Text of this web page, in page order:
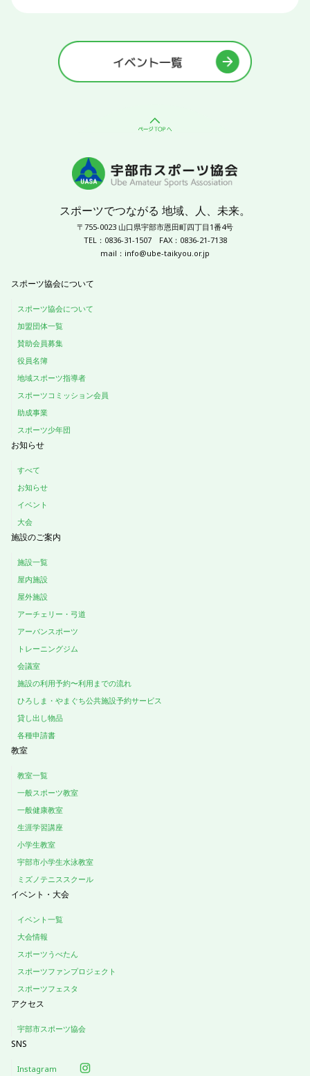
〒755-0023 山口県宇部市恩田町四丁目1番4号
TEL：0836-31-1507FAX：0836-21-7138
mail： info@ube-taikyou.or.jp
スポーツでつながる 地域、人、未来。
スポーツ協会について
スポーツ協会について
加盟団体一覧
賛助会員募集
役員名簿
地域スポーツ指導者
スポーツコミッション会員
助成事業
スポーツ少年団
お知らせ
すべて
お知らせ
イベント
大会
施設のご案内
施設一覧
屋内施設
屋外施設
アーチェリー・弓道
アーバンスポーツ
トレーニングジム
会議室
施設の利用予約〜利用までの流れ
ひろしま・やまぐち公共施設予約サービス
貸し出し物品
各種申請書
教室
教室一覧
一般スポーツ教室
一般健康教室
生涯学習講座
小学生教室
宇部市小学生水泳教室
ミズノテニススクール
イベント・大会
イベント一覧
大会情報
スポーツうべたん
スポーツファンプロジェクト
スポーツフェスタ
アクセス
宇部市スポーツ協会
SNS
Instagram